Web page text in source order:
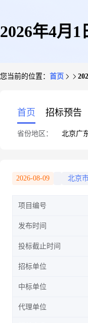
2026年4月
您当前的位置： 首页
首页 招标预告
省份地区： 北京广
2026-08-09 北京
项目编号
发布时间
投标截止时间
招标单位
中标单位
代理单位